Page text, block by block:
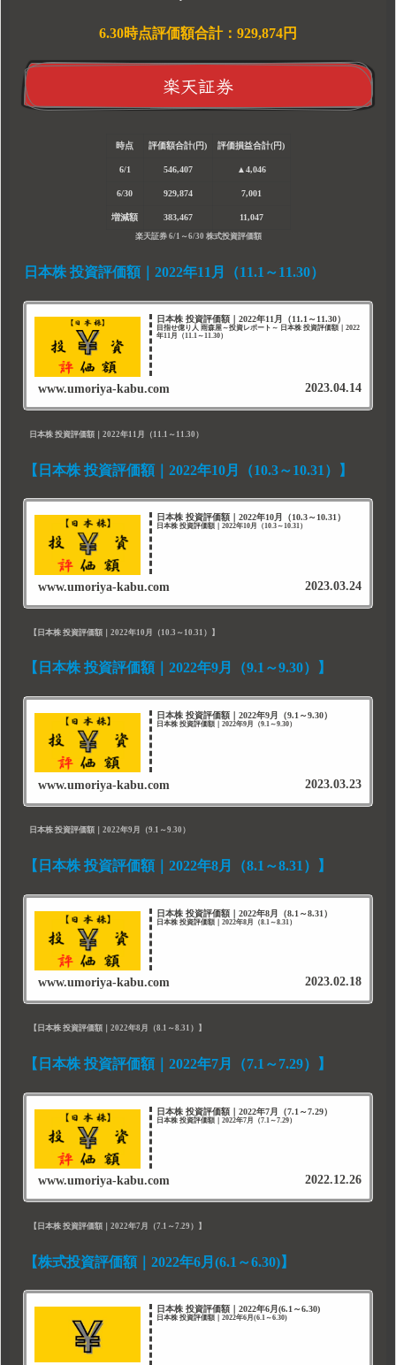
6.30時点評価額合計：929,874円
楽天証券
時点 評価額合計(円) 評価損益合計(円)
6/1 546,407 ▲4,046
6/30 929,874 7,001
増減額 383,467 11,047
楽天証券 6/1～6/30 株式投資評価額
日本株 投資評価額｜2022年11月（11.1～11.30）
日本株 投資評価額｜2022年11月（11.1～11.30）
目指せ億り人 雨森屋～投資レポート～ 日本株 投資評価額｜2022
年11月（11.1～11.30）
www.umoriya-kabu.com 2023.04.14
日本株 投資評価額｜2022年11月（11.1～11.30）
【日本株 投資評価額｜2022年10月（10.3～10.31）】
日本株 投資評価額｜2022年10月（10.3～10.31）
日本株 投資評価額｜2022年10月（10.3～10.31）
www.umoriya-kabu.com 2023.03.24
【日本株 投資評価額｜2022年10月（10.3～10.31）】
【日本株 投資評価額｜2022年9月（9.1～9.30）】
日本株 投資評価額｜2022年9月（9.1～9.30）
日本株 投資評価額｜2022年9月（9.1～9.30）
www.umoriya-kabu.com 2023.03.23
日本株 投資評価額｜2022年9月（9.1～9.30）
【日本株 投資評価額｜2022年8月（8.1～8.31）】
日本株 投資評価額｜2022年8月（8.1～8.31）
日本株 投資評価額｜2022年8月（8.1～8.31）
www.umoriya-kabu.com 2023.02.18
【日本株 投資評価額｜2022年8月（8.1～8.31）】
【日本株 投資評価額｜2022年7月（7.1～7.29）】
日本株 投資評価額｜2022年7月（7.1～7.29）
日本株 投資評価額｜2022年7月（7.1～7.29）
www.umoriya-kabu.com 2022.12.26
【日本株 投資評価額｜2022年7月（7.1～7.29）】
【株式投資評価額｜2022年6月(6.1～6.30)】
日本株 投資評価額｜2022年6月(6.1～6.30)
日本株 投資評価額｜2022年6月(6.1～6.30)